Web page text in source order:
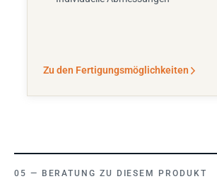
Zu den Fertigungsmöglichkeiten
BERATUNG ZU DIESEM PRODUKT